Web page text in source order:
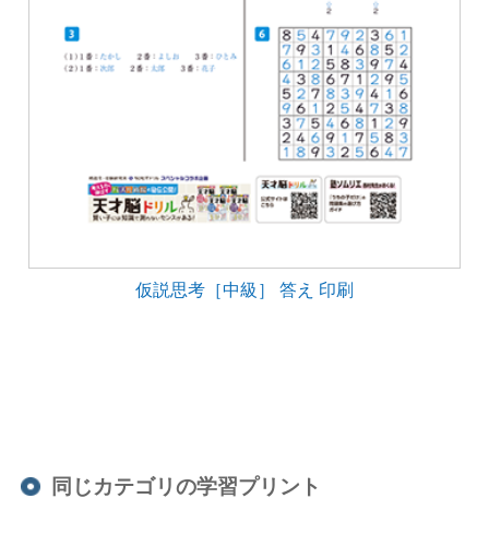
仮説思考［中級］ 答え 印刷
同じカテゴリの学習プリント